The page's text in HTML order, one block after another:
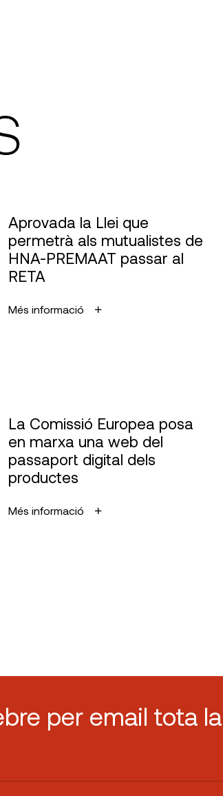
Aprovada la Llei que
permetrà als mutualistes de
HNA-PREMAAT passar al
RETA
Més informació
La Comissió Europea posa
en marxa una web del
passaport digital dels
productes
Més informació
per email tota la